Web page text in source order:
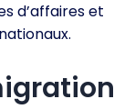
d’affaires et